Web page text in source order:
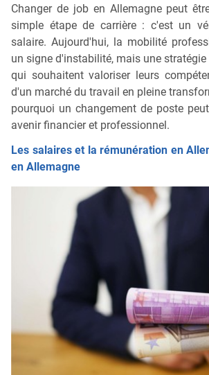
Changer de job en Allemagne peut
simple étape de carrière : c'est un
salaire. Aujourd'hui, la mobilité
un signe d'instabilité, mais une
qui souhaitent valoriser leurs
d'un marché du travail en pleine
pourquoi un changement de poste
avenir financier et professionnel.
Les salaires et la rémunération en
en Allemagne